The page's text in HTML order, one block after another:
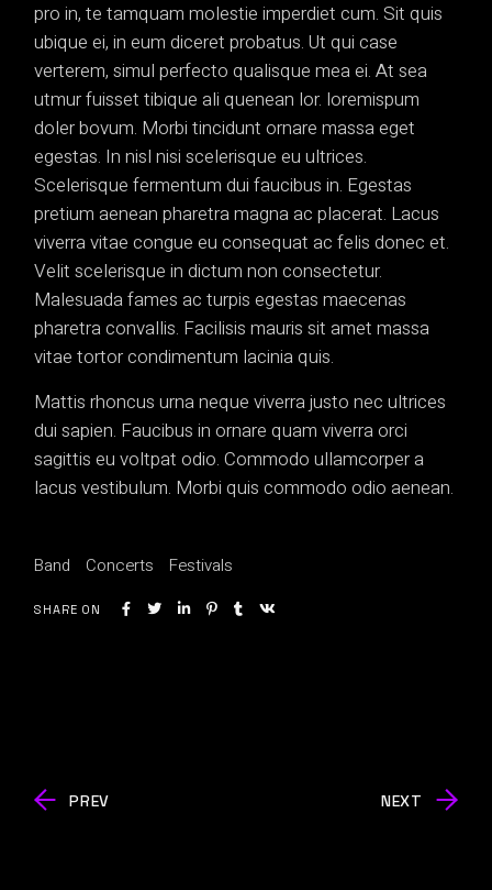
pro in, te tamquam molestie imperdiet cum. Sit quis
ubique ei, in eum diceret probatus. Ut qui case
verterem, simul perfecto qualisque mea ei. At sea
utmur fuisset tibique ali quenean lor. loremispum
doler bovum. Morbi tincidunt ornare massa eget
egestas. In nisl nisi scelerisque eu ultrices.
Scelerisque fermentum dui faucibus in. Egestas
pretium aenean pharetra magna ac placerat. Lacus
viverra vitae congue eu consequat ac felis donec et.
Velit scelerisque in dictum non consectetur.
Malesuada fames ac turpis egestas maecenas
pharetra convallis. Facilisis mauris sit amet massa
vitae tortor condimentum lacinia quis.
Mattis rhoncus urna neque viverra justo nec ultrices
dui sapien. Faucibus in ornare quam viverra orci
sagittis eu voltpat odio. Commodo ullamcorper a
lacus vestibulum. Morbi quis commodo odio aenean.
Band Concerts Festivals
SHARE ON
PREV NEXT